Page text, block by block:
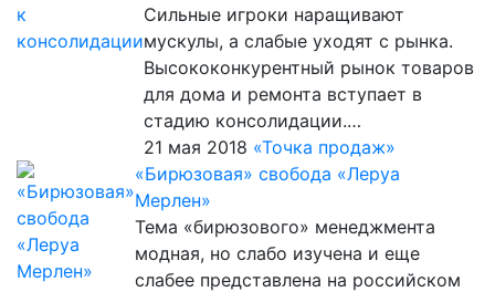
Сильные игроки наращивают
мускулы, а слабые уходят с рынка.
Высококонкурентный рынок товаров
для дома и ремонта вступает в
стадию консолидации.…
21 мая 2018 «Точка продаж»
«Бирюзовая» свобода «Леруа
Мерлен»
Тема «бирюзового» менеджмента
модная, но слабо изучена и еще
слабее представлена на российском